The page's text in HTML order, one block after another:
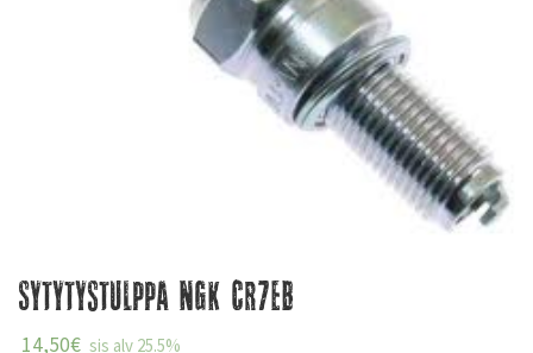
Sytytystulppa NGK CR7EB
14,50€ sis alv 25.5%